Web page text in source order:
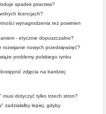
spadek piractwa?
licencjach?
wynagrodzenia też powinien
- etycznie dopuszczalne?
rozwijanie nowych przedsięwzięć?
problemy polskiego rynku
zdjęcia na bardziej
musi dotyczyć tylko trzech stron?
zadziałałby lepiej, gdyby